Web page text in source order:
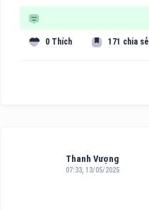
0 Thích 171 chia sẻ
Thanh Vượng
07:33, 13/05/2025